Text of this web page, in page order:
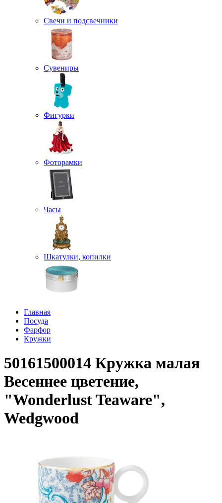
Свечи и подсвечники
Сувениры
Фигурки
Фоторамки
Часы
Шкатулки, копилки
Главная
Посуда
Фарфор
Кружки
50161500014 Кружка малая
Весеннее цветение,
"Wonderlust Teaware",
Wedgwood